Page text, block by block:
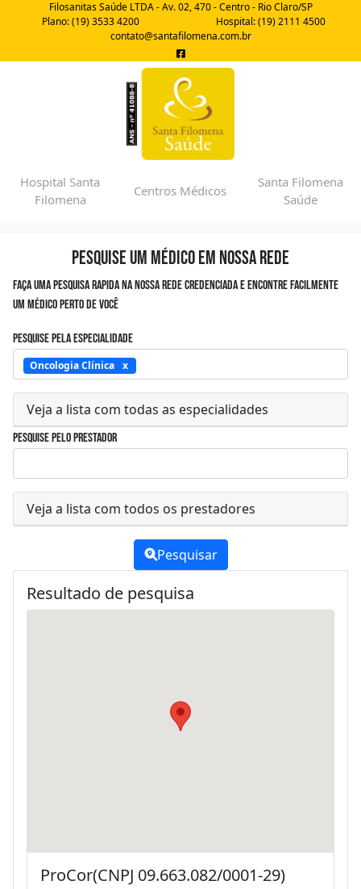
Filosanitas Saúde LTDA - Av. 02, 470 - Centro - Rio Claro/SP
Plano: (19) 3533 4200
Hospital: (19) 2111 4500
contato@santafilomena.com.br
Hospital Santa
Filomena
Centros Médicos
Santa Filomena
Saúde
Pesquise um médico em nossa rede
Faça uma pesquisa rapida na nossa rede credenciada e encontre facilmente
um médico perto de você
Pesquise pela especialidade
Oncologia Clínica
Veja a lista com todas as especialidades
Pesquise pelo prestador
Veja a lista com todos os prestadores
Pesquisar
Resultado de pesquisa
ProCor(CNPJ 09.663.082/0001-29)